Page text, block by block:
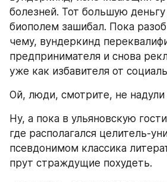
болезней. Тот большую
биополем зашибал. Пока
чему, вундеркинд
предпринимателя и снова
уже как избавителя от
Ой, люди, смотрите, не надули
Ну, а пока в ульяновскую
где располагался целитель-
псевдонимом классика
прут страждущие похудеть.